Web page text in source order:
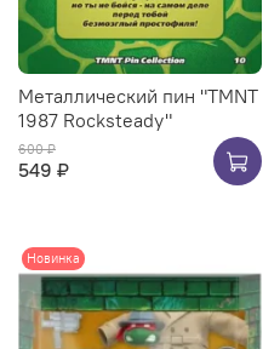
Металлический пин "TMNT
1987 Rocksteady"
600 ₽
549 ₽
Новинка